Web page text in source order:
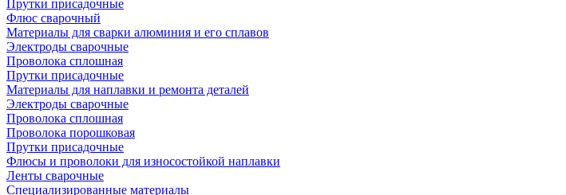
Прутки присадочные
Флюс сварочный
Материалы для сварки алюминия и его сплавов
Электроды сварочные
Проволока сплошная
Прутки присадочные
Материалы для наплавки и ремонта деталей
Электроды сварочные
Проволока сплошная
Проволока порошковая
Прутки присадочные
Флюсы и проволоки для износостойкой наплавки
Ленты сварочные
Специализированные материалы